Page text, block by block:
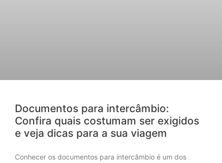
Documentos para intercâmbio:
Confira quais costumam ser exigidos
e veja dicas para a sua viagem
Conhecer os documentos para intercâmbio é um dos